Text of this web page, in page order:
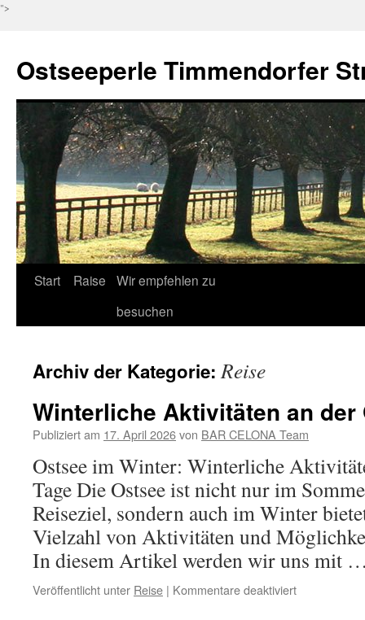
">
Ostseeperle Timmendorfer
Zum
Start Raise
Wir empfehlen zu
besuchen
Archiv der Kategorie:Reise
Winterliche Aktivitäten an der
Publiziert am 17. April 2026von BAR CELONA Team
Ostsee im Winter: Winterliche
Tage Die Ostsee ist nicht nur im
Reiseziel, sondern auch im Winter
Vielzahl von Aktivitäten und
In diesem Artikel werden wir uns mit
Veröffentlicht unter Reise | Kommentare deaktiviertfür